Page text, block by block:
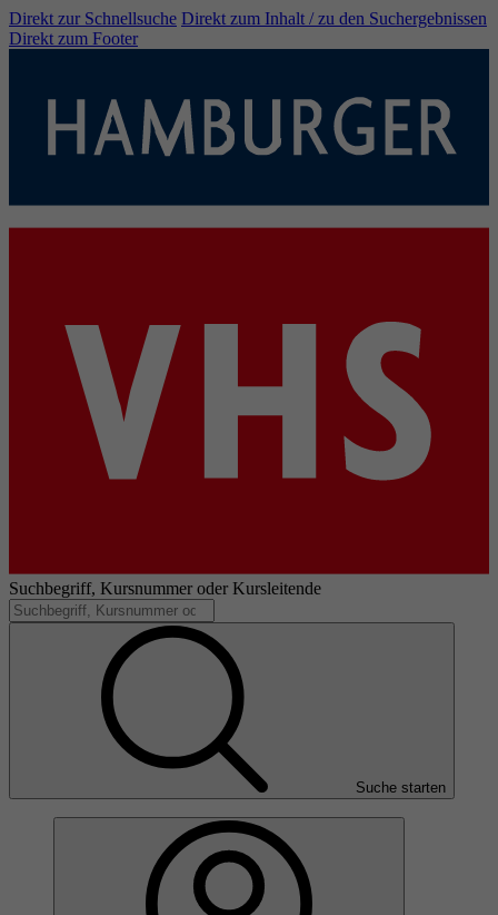
Direkt zur Schnellsuche Direkt zum Inhalt / zu den Suchergebnissen
Direkt zum Footer
Suchbegriff, Kursnummer oder Kursleitende
Suche starten